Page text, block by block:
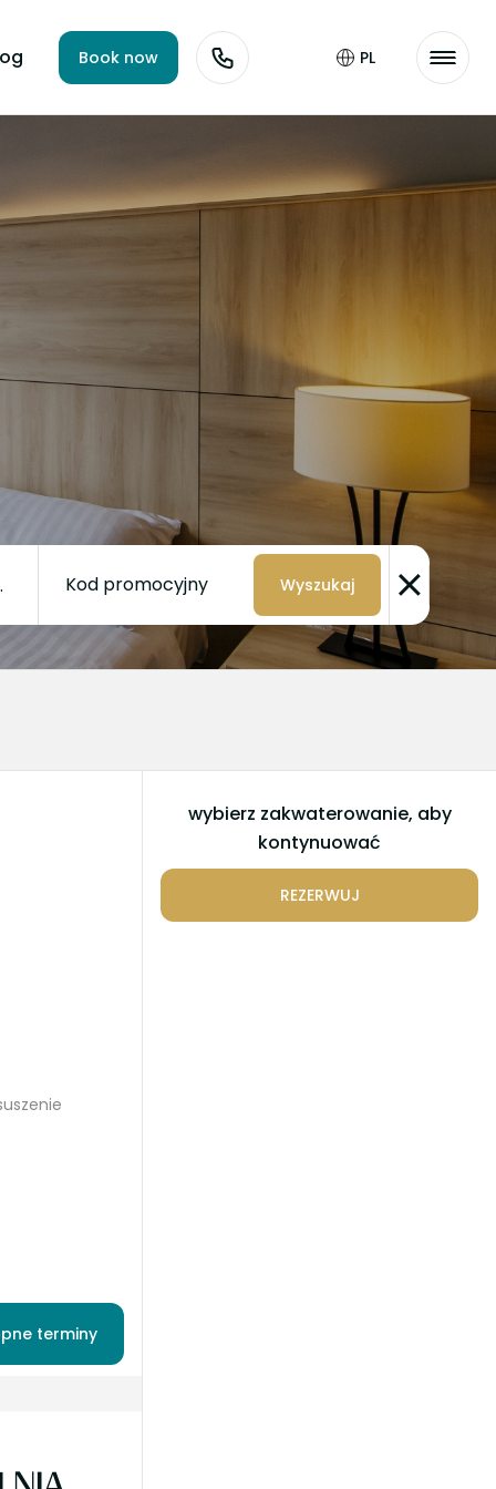
Book now PL
Kod promocyjny Wyszukaj
terminy
wybierz zakwaterowanie, aby
kontynuować
REZERWUJ